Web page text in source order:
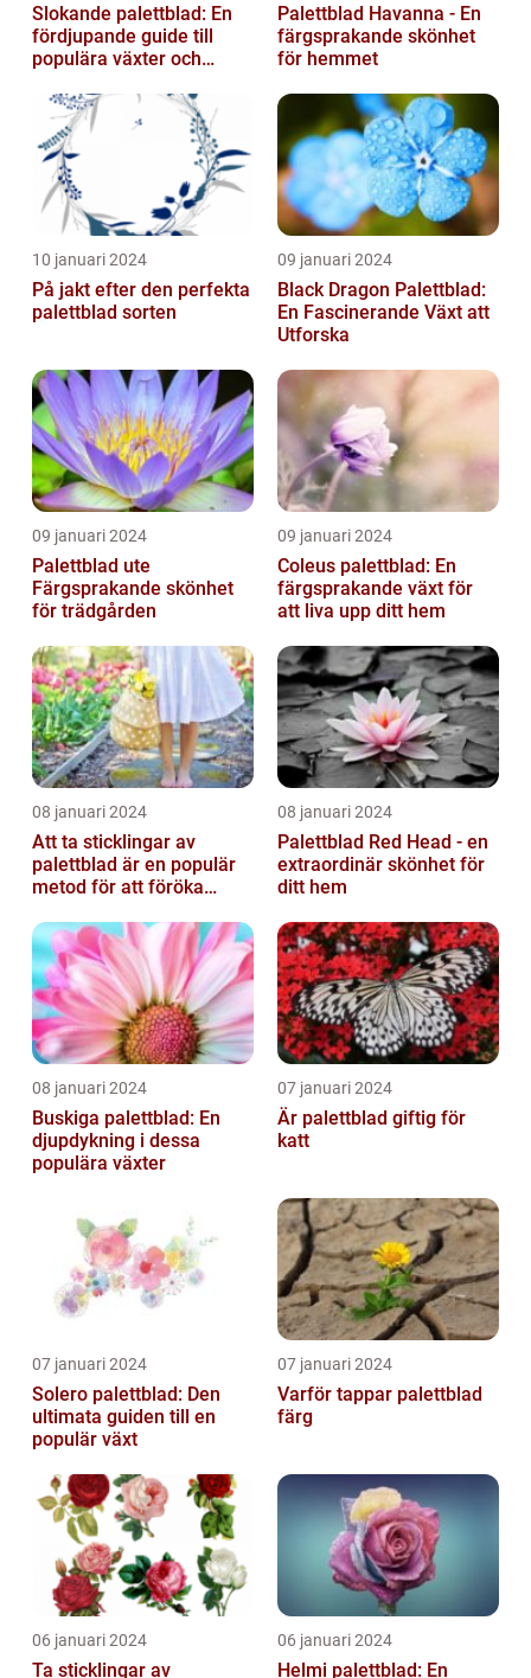
Slokande palettblad: En
fördjupande guide till
populära växter och
Palettblad Havanna - En
färgsprakande skönhet
för hemmet
10 januari 2024
På jakt efter den perfekta
palettblad sorten
09 januari 2024
Black Dragon Palettblad:
En Fascinerande Växt att
Utforska
09 januari 2024
Palettblad ute
Färgsprakande skönhet
för trädgården
09 januari 2024
Coleus palettblad: En
färgsprakande växt för
att liva upp ditt hem
08 januari 2024
Att ta sticklingar av
palettblad är en populär
metod för att föröka
08 januari 2024
Palettblad Red Head - en
extraordinär skönhet för
ditt hem
08 januari 2024
Buskiga palettblad: En
djupdykning i dessa
populära växter
07 januari 2024
Är palettblad giftig för
katt
07 januari 2024
Solero palettblad: Den
ultimata guiden till en
populär växt
07 januari 2024
Varför tappar palettblad
färg
06 januari 2024
Ta sticklingar av
06 januari 2024
Helmi palettblad: En